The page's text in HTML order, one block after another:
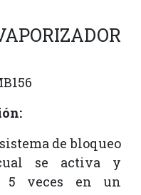
de bloqueo
se activa y
5 veces en un